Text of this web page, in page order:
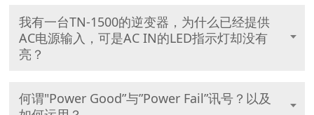
我有一台TN-1500的逆变器，为什么已经提供
AC电源输入，可是AC IN的LED指示灯却没有
亮？
何谓"Power Good”与”Power Fail”讯号？以及